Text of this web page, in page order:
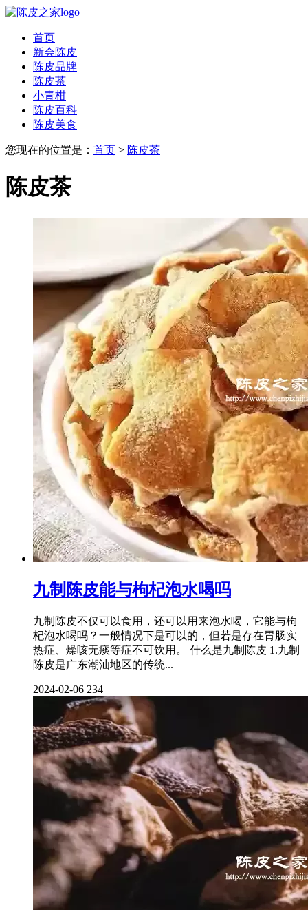
首页
新会陈皮
陈皮品牌
陈皮茶
小青柑
陈皮百科
陈皮美食
您现在的位置是： 首页 > 陈皮茶
陈皮茶
九制陈皮能与枸杞泡水喝吗
九制陈皮不仅可以食用，还可以用来泡水喝，它能与枸
杞泡水喝吗？一般情况下是可以的，但若是存在胃肠实
热症、燥咳无痰等症不可饮用。 什么是九制陈皮 1.九制
陈皮是广东潮汕地区的传统...
2024-02-06 234